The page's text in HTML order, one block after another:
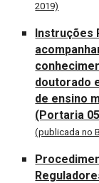
2019)
Instruções
doutorado
de ensino
(Portaria
(publicada no